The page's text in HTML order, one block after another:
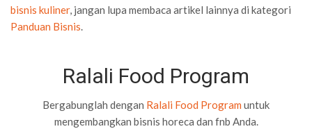
bisnis kuliner, jangan lupa membaca artikel lainnya di kategori
Panduan Bisnis.
Ralali Food Program
Bergabunglah dengan Ralali Food Program untuk
mengembangkan bisnis horeca dan fnb Anda.